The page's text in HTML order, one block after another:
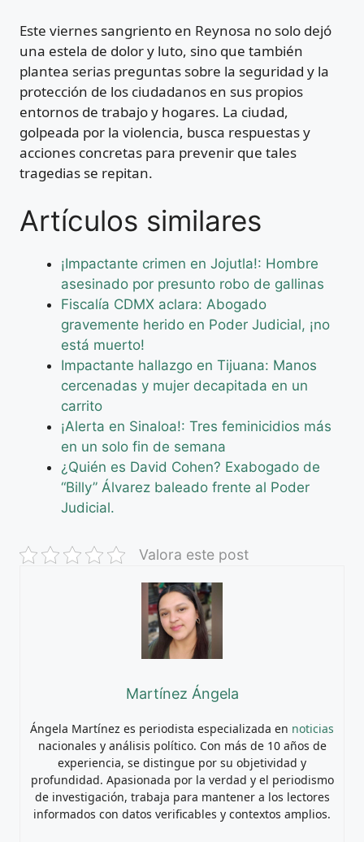
Este viernes sangriento en Reynosa no solo dejó
una estela de dolor y luto, sino que también
plantea serias preguntas sobre la seguridad y la
protección de los ciudadanos en sus propios
entornos de trabajo y hogares. La ciudad,
golpeada por la violencia, busca respuestas y
acciones concretas para prevenir que tales
tragedias se repitan.
Artículos similares
¡Impactante crimen en Jojutla!: Hombre
asesinado por presunto robo de gallinas
Fiscalía CDMX aclara: Abogado
gravemente herido en Poder Judicial, ¡no
está muerto!
Impactante hallazgo en Tijuana: Manos
cercenadas y mujer decapitada en un
carrito
¡Alerta en Sinaloa!: Tres feminicidios más
en un solo fin de semana
¿Quién es David Cohen? Exabogado de
“Billy” Álvarez baleado frente al Poder
Judicial.
Valora este post
Martínez Ángela
Ángela Martínez es periodista especializada en noticias
nacionales y análisis político. Con más de 10 años de
experiencia, se distingue por su objetividad y
profundidad. Apasionada por la verdad y el periodismo
de investigación, trabaja para mantener a los lectores
informados con datos verificables y contextos amplios.